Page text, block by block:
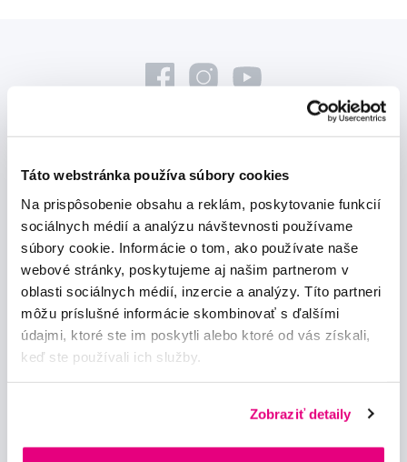
Táto webstránka používa súbory cookies
Na prispôsobenie obsahu a reklám, poskytovanie funkcií
sociálnych médií a analýzu návštevnosti používame
súbory cookie. Informácie o tom, ako používate naše
webové stránky, poskytujeme aj našim partnerom v
oblasti sociálnych médií, inzercie a analýzy. Títo partneri
môžu príslušné informácie skombinovať s ďalšími
údajmi, ktoré ste im poskytli alebo ktoré od vás získali,
keď ste používali ich služby.
Zobraziť detaily
Chci dostávat informace o novinkách a akčních nabídkách
a souhlasím sezpracováním osobních údajůpro tyto účely.